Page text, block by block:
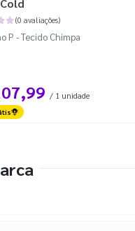
(0 avaliações)
P - Tecido Chimpa
/ 1 unidade